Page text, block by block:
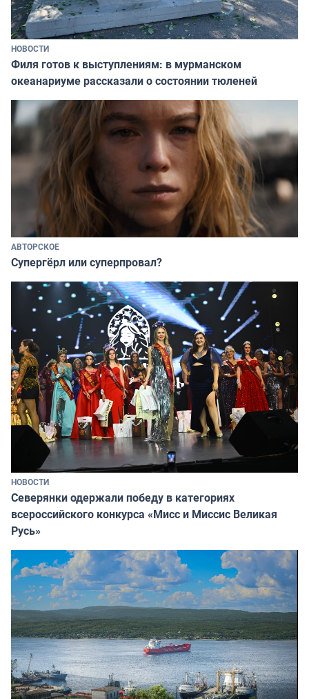
НОВОСТИ
Филя готов к выступлениям: в мурманском
океанариуме рассказали о состоянии тюленей
АВТОРСКОЕ
Супергёрл или суперпровал?
НОВОСТИ
Северянки одержали победу в категориях
всероссийского конкурса «Мисс и Миссис Великая
Русь»